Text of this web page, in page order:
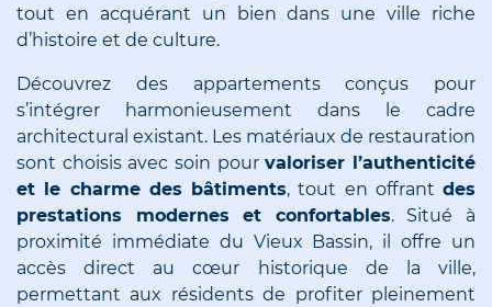
tout en acquérant un bien dans une ville riche
d’histoire et de culture.
Découvrez des appartements conçus pour
s’intégrer harmonieusement dans le cadre
architectural existant. Les matériaux de restauration
sont choisis avec soin pourvaloriser l’authenticité
et le charme des bâtiments, tout en offrant des
prestations modernes et confortables. Situé à
proximité immédiate du Vieux Bassin, il offre un
accès direct au cœur historique de la ville,
permettant aux résidents de profiter pleinement